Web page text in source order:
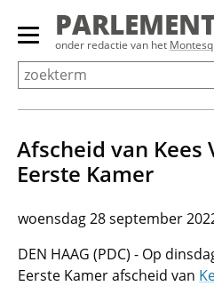
Overslaan
Primair
menu
tonen/verbergen
onder redactie van het
Afscheid van Kees
Eerste Kamer
woensdag 28 september
DEN HAAG (PDC) - Op
Eerste Kamer afscheid van